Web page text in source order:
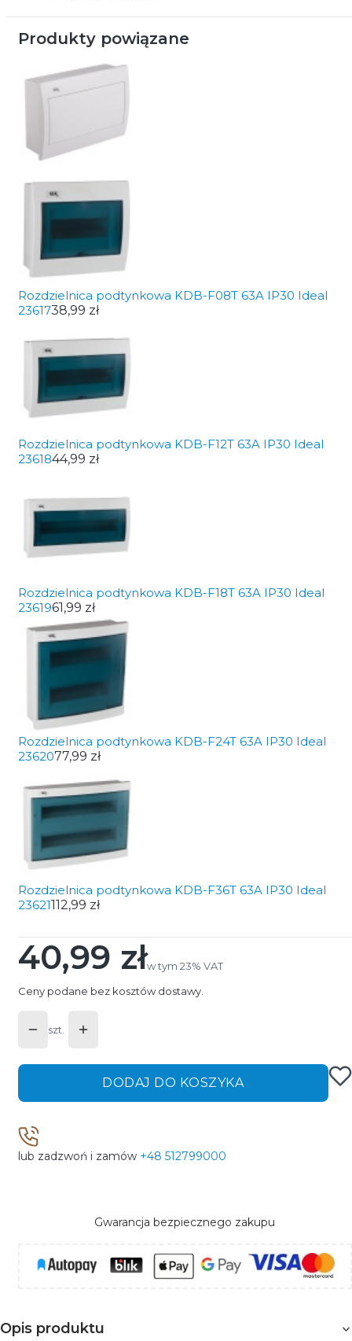
Produkty powiązane
Rozdzielnica podtynkowa KDB-F08T 63A IP30 Ideal
2361738,99 zł
Rozdzielnica podtynkowa KDB-F12T 63A IP30 Ideal
2361844,99 zł
Rozdzielnica podtynkowa KDB-F18T 63A IP30 Ideal
2361961,99 zł
Rozdzielnica podtynkowa KDB-F24T 63A IP30 Ideal
2362077,99 zł
Rozdzielnica podtynkowa KDB-F36T 63A IP30 Ideal
23621112,99 zł
Cena
40,99 złw tym 23% VAT
w tym 23% VAT
Ceny podane bez kosztów dostawy.
szt.
DODAJ DO KOSZYKA
lub zadzwoń i zamów +48 512799000
Gwarancja bezpiecznego zakupu
Opis produktu